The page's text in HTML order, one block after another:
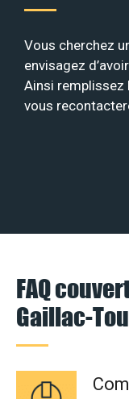
Vous cherchez
envisagez
Ainsi
vous
FAQ
Gaillac-